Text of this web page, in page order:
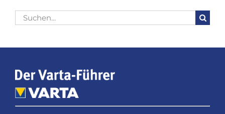
Suche
nach: